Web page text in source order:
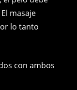
masaje
lo tanto
con ambos